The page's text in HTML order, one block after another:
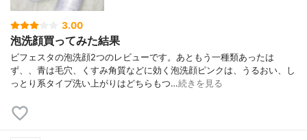
3.00
泡洗顔買ってみた結果
ビフェスタの泡洗顔2つのレビューです。あともう一種類あったは
ず、、青は毛穴、くすみ角質などに効く泡洗顔ピンクは、うるおい、し
っとり系タイプ洗い上がりはどちらもつ…続きを見る